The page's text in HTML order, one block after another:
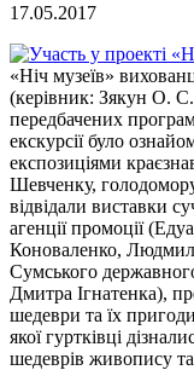
17.05.2017
«Ніч музеїв»
(керівник: Зякун О.
передбачених
екскурсії було
експозиціями
Шевченку,
відвідали виставки
агенції промоції
Коноваленко,
Сумського
Дмитра Ігнатенка),
шедеври та їх
якої гуртківці
шедеврів живопису